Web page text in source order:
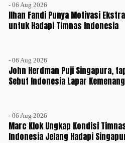
- 06 Aug 2026
Ilhan Fandi Punya Motivasi Ekstra
untuk Hadapi Timnas Indonesia
- 06 Aug 2026
John Herdman Puji Singapura,
Sebut Indonesia Lapar
- 06 Aug 2026
Marc Klok Ungkap Kondisi
Indonesia Jelang Hadapi